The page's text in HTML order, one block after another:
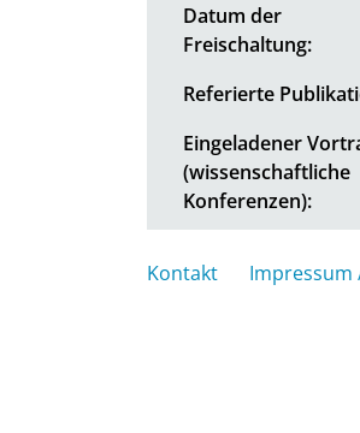
Datum der
Freischaltung:
Referierte
Eingeladener
(wissenschaftliche
Konferenzen):
Kontakt Impressum